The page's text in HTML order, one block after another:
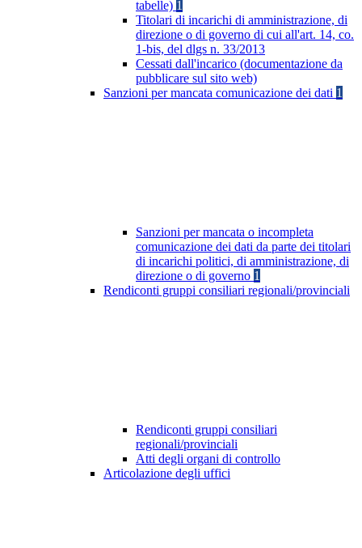
tabelle) 1
Titolari di incarichi di amministrazione, di
direzione o di governo di cui all'art. 14, co.
1-bis, del dlgs n. 33/2013
Cessati dall'incarico (documentazione da
pubblicare sul sito web)
Sanzioni per mancata comunicazione dei dati 1
Sanzioni per mancata o incompleta
comunicazione dei dati da parte dei titolari
di incarichi politici, di amministrazione, di
direzione o di governo 1
Rendiconti gruppi consiliari regionali/provinciali
Rendiconti gruppi consiliari
regionali/provinciali
Atti degli organi di controllo
Articolazione degli uffici